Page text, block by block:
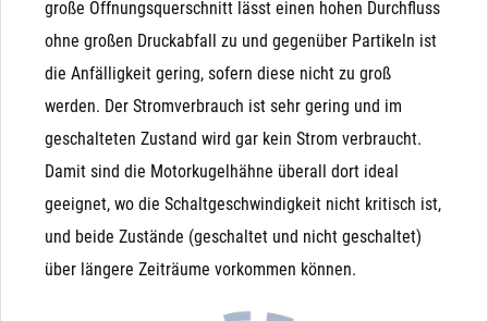
nach dem Befüllen eines Behälters), drückt dieser das
Magnetventil wieder auf. Der Kugelhahn hingegen ist
nach Betätigung in beiden Richtungen dicht.
Unterdruck: Bei Unterdruck (Saugen auf der
Ausgangsseite) wird die Funktion schwer vorhersagbar.
Besonders bei NO-Magnetventilen kann es durchaus
passieren, dass ein Unterdruck auf der Ausgangsseite
die Membrane nach unten zieht und das Ventil
große Öffnungsquerschnitt lässt einen hohen Durchfluss
ohne großen Druckabfall zu und gegenüber Partikeln ist
die Anfälligkeit gering, sofern diese nicht zu groß
werden. Der Stromverbrauch ist sehr gering und im
geschalteten Zustand wird gar kein Strom verbraucht.
Damit sind die Motorkugelhähne überall dort ideal
geeignet, wo die Schaltgeschwindigkeit nicht kritisch ist,
und beide Zustände (geschaltet und nicht geschaltet)
über längere Zeiträume vorkommen können.